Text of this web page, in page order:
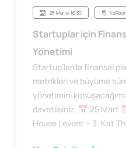
25 Mar @ 16:30
Startuplar için
Yönetimi
Startup’larda finansal
metrikleri ve büyüme
yönetimini
davetlisiniz. 📅 25 Mart
House Levent – 3. Kat